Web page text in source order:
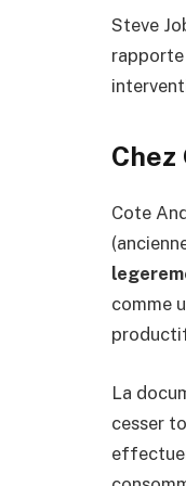
Steve
Chez
Cote
comme
La
cesser